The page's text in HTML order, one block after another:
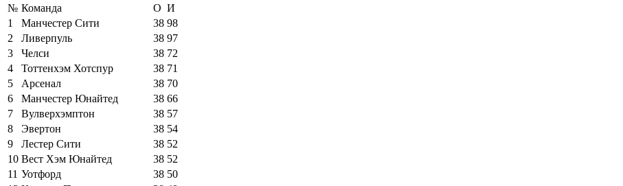
№ Команда О И
1
Манчестер Сити 38 98
2
Ливерпуль 38 97
3
Челси 38 72
4
Тоттенхэм Хотспур 38 71
5
Арсенал 38 70
6
Манчестер Юнайтед 38 66
7
Вулверхэмптон 38 57
8
Эвертон 38 54
9
Лестер Сити 38 52
10 Вест Хэм Юнайтед 38 52
11 Уотфорд 38 50